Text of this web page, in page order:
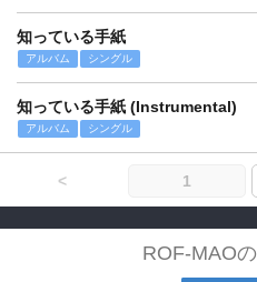
知っている手紙
アルバム シングル
知っている手紙 (Instrumental)
アルバム シングル
< 1
ROF-MAO